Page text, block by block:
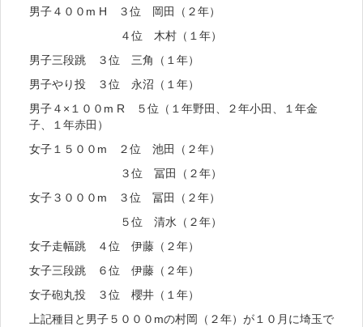
男子４００m H ３位 岡田（２年）
４位 木村（１年）
男子三段跳 ３位 三角（１年）
男子やり投 ３位 永沼（１年）
男子４×１００m R ５位（１年野田、２年小田、１年金
子、１年赤田）
女子１５００m ２位 池田（２年）
３位 冨田（２年）
女子３０００m ３位 冨田（２年）
５位 清水（２年）
女子走幅跳 ４位 伊藤（２年）
女子三段跳 ６位 伊藤（２年）
女子砲丸投 ３位 櫻井（１年）
上記種目と男子５０００mの村岡（２年）が１０月に埼玉で